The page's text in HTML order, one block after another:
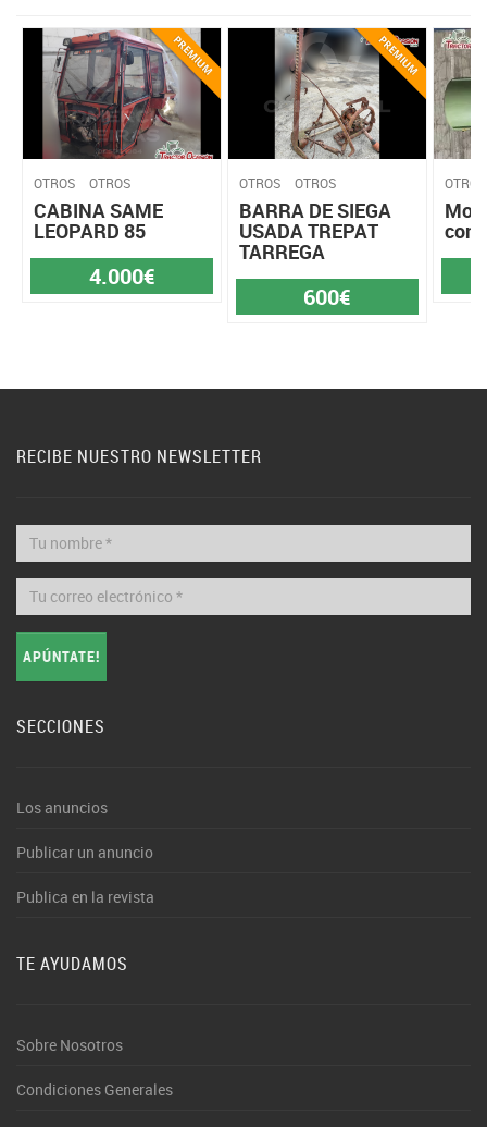
OTROS OTROS
CABINA SAME
LEOPARD 85
4.000€
OTROS OTROS
BARRA DE SIEGA
USADA TREPAT
TARREGA
600€
OTROS
con
RECIBE NUESTRO NEWSLETTER
APÚNTATE!
SECCIONES
Los anuncios
Publicar un anuncio
Publica en la revista
TE AYUDAMOS
Sobre Nosotros
Condiciones Generales